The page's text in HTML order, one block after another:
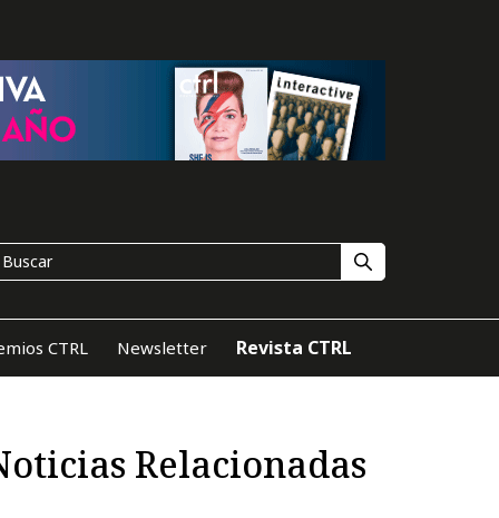
CTRL Newsletter Revista CTRL
Relacionadas